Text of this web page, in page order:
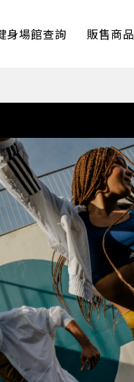
身場館查詢 販售商品